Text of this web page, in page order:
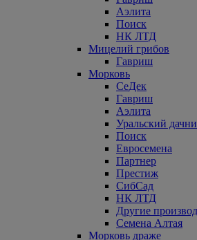
Аэлита
Поиск
НК ЛТД
Мицелий грибов
Гавриш
Морковь
СеДек
Гавриш
Аэлита
Уральский
Поиск
Евросемена
Партнер
Престиж
СибСад
НК ЛТД
Другие
Семена Алтая
Морковь драже